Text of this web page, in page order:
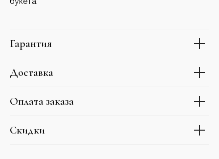
Гарантия
Доставка
Оплата заказа
Скидки